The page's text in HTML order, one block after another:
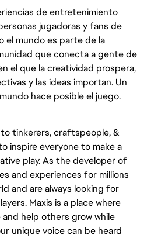
de entretenimiento
jugadoras y fans de
el mundo es parte de la
que conecta a gente de
el que la creatividad prospera,
y las ideas importan. Un
hace posible el juego.
tinkerers, craftspeople, &
inspire everyone to make a
play. As the developer of
and experiences for millions
and are always looking for
Maxis is a place where
help others grow while
unique voice can be heard